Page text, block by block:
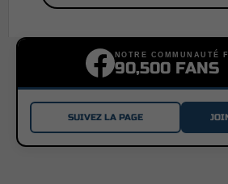
NOTRE COMMUNAUTÉ
90,500 FANS
SUIVEZ LA PAGE